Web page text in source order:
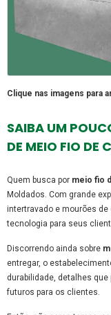
Clique nas imagens para
SAIBA UM
DE MEIO FIO DE
Quem busca por meio fio
Moldados. Com grande
intertravado e mourões
tecnologia para seus
Discorrendo ainda sobre
entregar, o
durabilidade, detalhes
futuros para os clientes.